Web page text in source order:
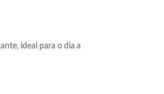
ideal para o dia a